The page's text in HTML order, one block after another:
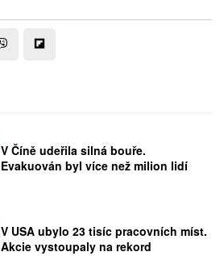
V Číně udeřila silná bouře.
Evakuován byl více než milion lidí
V USA ubylo 23 tisíc pracovních míst.
Akcie vystoupaly na rekord